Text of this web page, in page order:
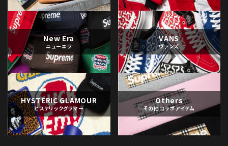
New Era
ニューエラ
VANS
ヴァンズ
HYSTERIC GLAMOUR
ヒステリックグラマー
Others
その他コラボアイテム